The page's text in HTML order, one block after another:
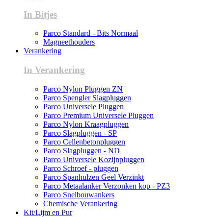
In Bitjes
Parco Standard - Bits Normaal
Magneethouders
Verankering
In Verankering
Parco Nylon Pluggen ZN
Parco Spengler Slagpluggen
Parco Universele Pluggen
Parco Premium Universele Pluggen
Parco Nylon Kraagpluggen
Parco Slagpluggen - SP
Parco Cellenbetonpluggen
Parco Slagpluggen - ND
Parco Universele Kozijnpluggen
Parco Schroef - pluggen
Parco Spanhulzen Geel Verzinkt
Parco Metaalanker Verzonken kop - PZ3
Parco Snelbouwankers
Chemische Verankering
Kit/Lijm en Pur